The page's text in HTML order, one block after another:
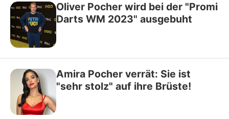
Oliver Pocher wird bei der "Promi
Darts WM 2023" ausgebuht
Amira Pocher verrät: Sie ist
"sehr stolz" auf ihre Brüste!